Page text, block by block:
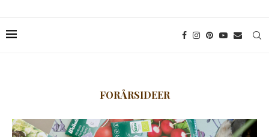
FORÅRSIDEER